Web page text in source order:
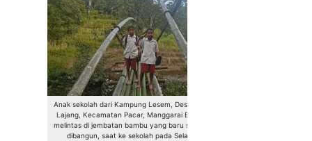
Anak sekolah dari Kampung Lesem, Desa Golo
Lajang, Kecamatan Pacar, Manggarai Barat,
melintas di jembatan bambu yang baru selesai
dibangun, saat ke sekolah pada Selasa